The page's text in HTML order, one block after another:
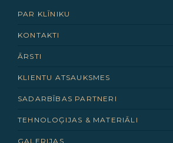
PAR KLĪNIKU
KONTAKTI
ĀRSTI
KLIENTU ATSAUKSMES
SADARBĪBAS PARTNERI
TEHNOLOĢIJAS & MATERIĀLI
GALERIJAS